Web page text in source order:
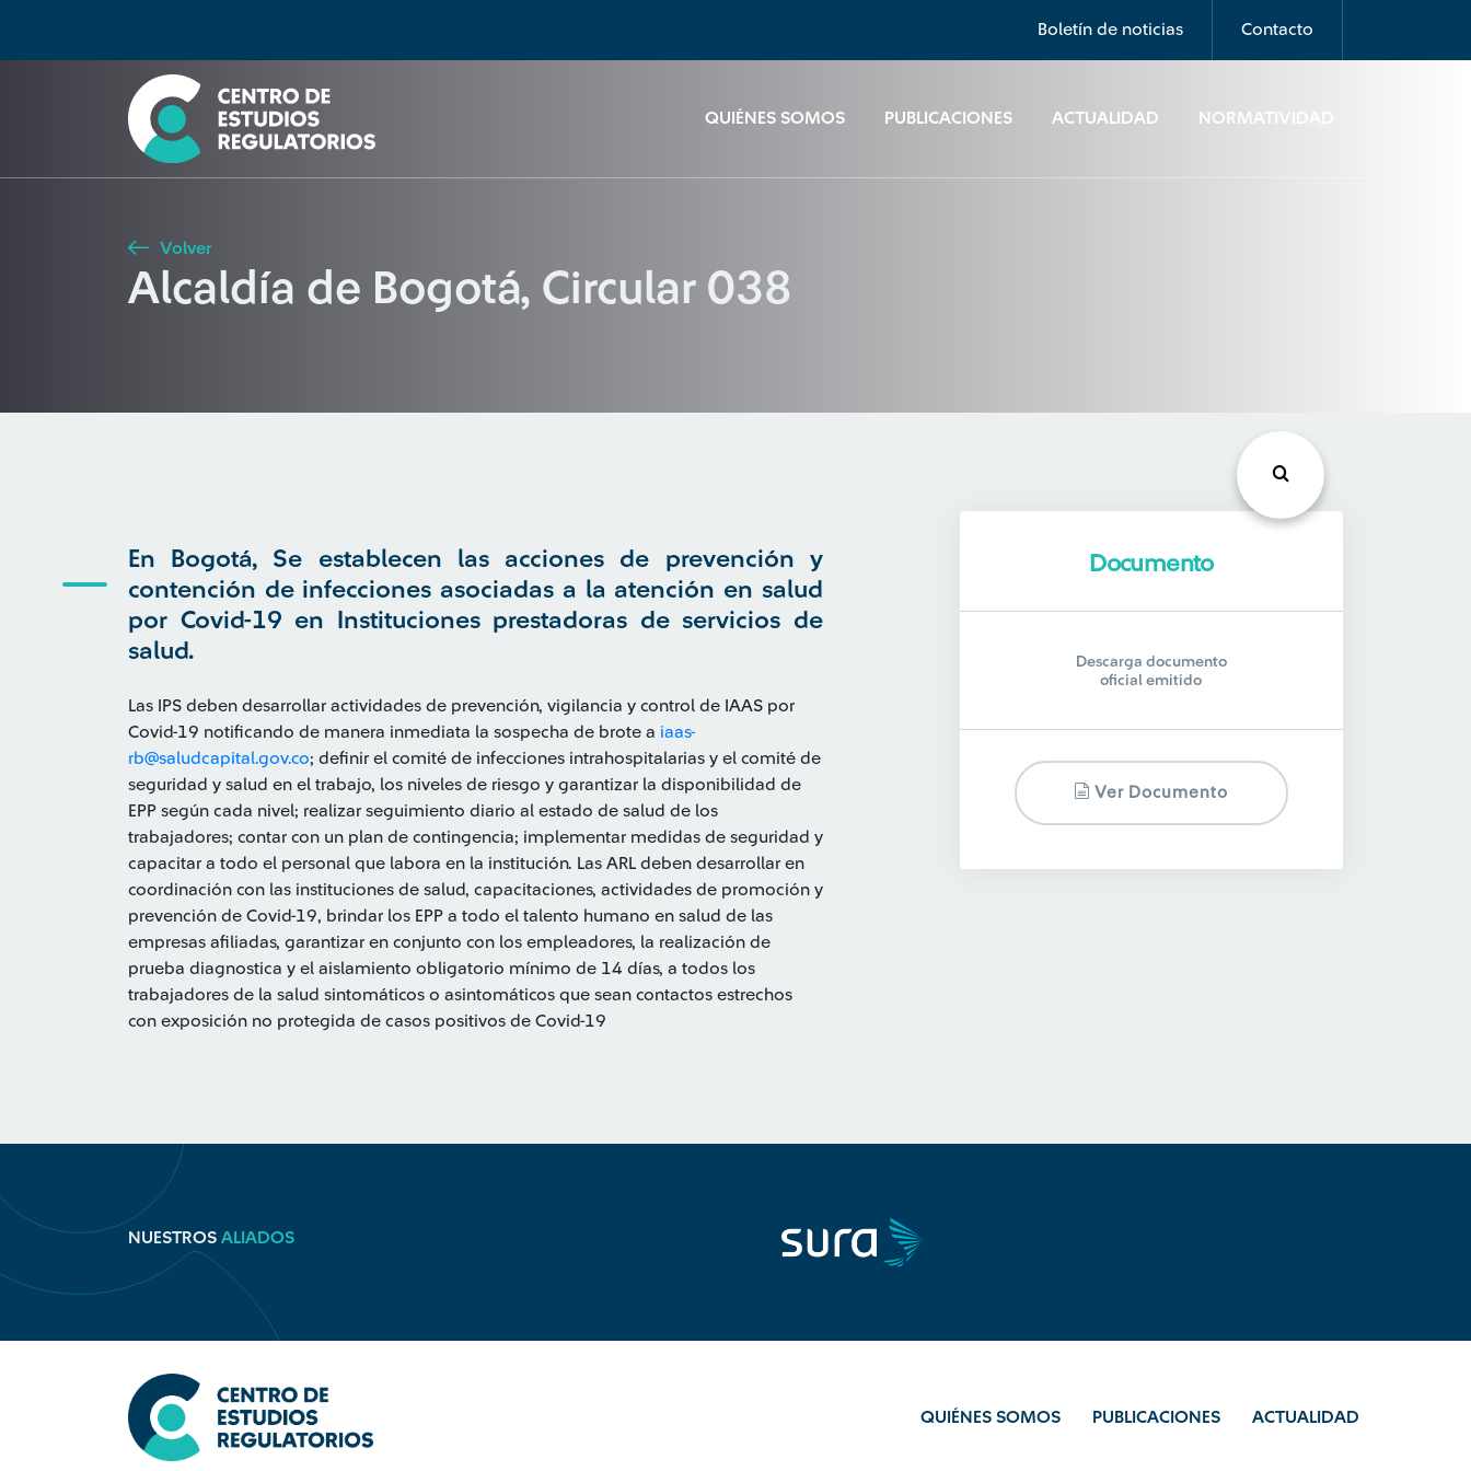
Boletín de noticias Contacto
QUIÉNES SOMOS PUBLICACIONES ACTUALIDAD NORMATIVIDAD
Seleccione país
Buscar
Volver
Alcaldía de Bogotá, Circular 038
En Bogotá, Se establecen las acciones de prevención y
contención de infecciones asociadas a la atención en salud
por Covid-19 en Instituciones prestadoras de servicios de
salud.
Las IPS deben desarrollar actividades de prevención, vigilancia y control de IAAS por
Covid-19 notificando de manera inmediata la sospecha de brote a iaas-
rb@saludcapital.gov.co; definir el comité de infecciones intrahospitalarias y el comité de
seguridad y salud en el trabajo, los niveles de riesgo y garantizar la disponibilidad de
EPP según cada nivel; realizar seguimiento diario al estado de salud de los
trabajadores; contar con un plan de contingencia; implementar medidas de seguridad y
capacitar a todo el personal que labora en la institución. Las ARL deben desarrollar en
coordinación con las instituciones de salud, capacitaciones, actividades de promoción y
prevención de Covid-19, brindar los EPP a todo el talento humano en salud de las
empresas afiliadas, garantizar en conjunto con los empleadores, la realización de
prueba diagnostica y el aislamiento obligatorio mínimo de 14 días, a todos los
trabajadores de la salud sintomáticos o asintomáticos que sean contactos estrechos
con exposición no protegida de casos positivos de Covid-19
Documento
Descarga documento
oficial emitido
Ver Documento
NUESTROS ALIADOS
QUIÉNES SOMOS PUBLICACIONES ACTUALIDAD